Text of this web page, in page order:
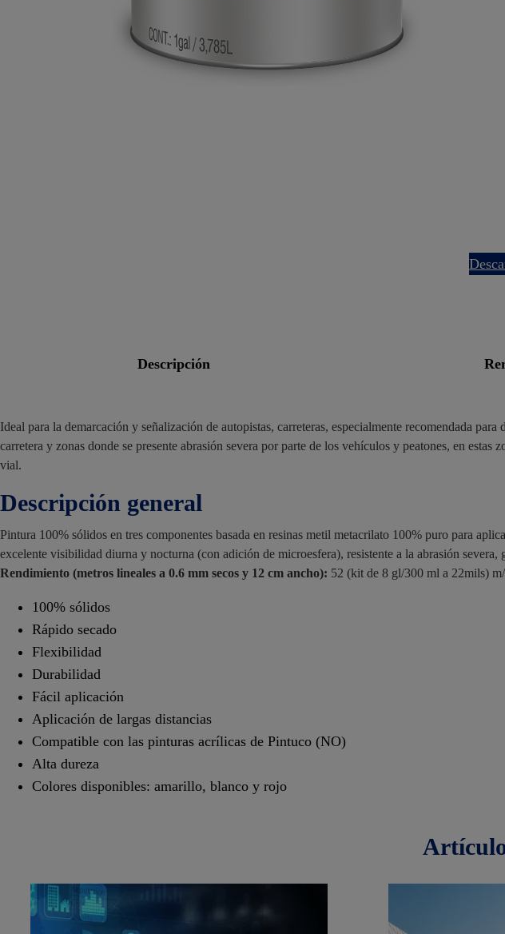
descripción
Ideal para la demarcación y señalización de autopistas, carreteras, especialmente recomendada
carretera y zonas donde se presente abrasión severa por parte de los vehículos y peatones, en
vial.
Descripción general
Pintura 100% sólidos en tres componentes basada en resinas metil metacrilato 100% puro para
excelente visibilidad diurna y nocturna (con adición de microesfera), resistente a la abrasión
Rendimiento (metros lineales a 0.6 mm secos y 12 cm ancho): 52 (kit de 8 gl/300 ml a 22mils)
100% sólidos
Rápido secado
Flexibilidad
Durabilidad
Fácil aplicación
Aplicación de largas distancias
Compatible con las pinturas acrílicas de Pintuco (NO)
Alta dureza
Colores disponibles: amarillo, blanco y rojo